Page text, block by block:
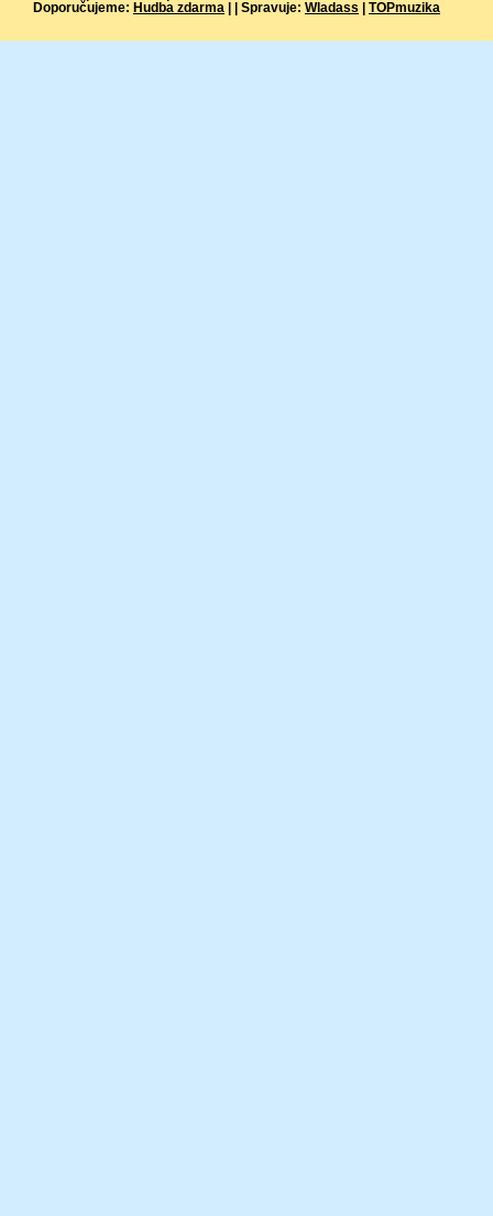
Doporučujeme: Hudba zdarma | | Spravuje: Wladass | TOPmuzika